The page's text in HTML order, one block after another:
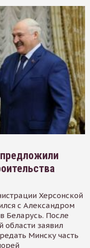
Херсонской
с Александром
Беларусь. После
области заявил
Минску часть